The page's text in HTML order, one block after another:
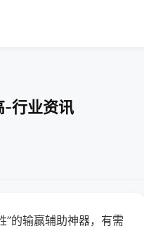
-行业资讯
”的输赢辅助神器，有需